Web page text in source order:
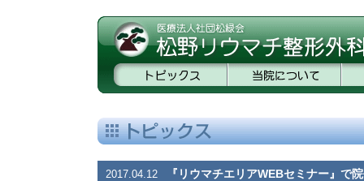
2017.04.12 『リウマチエリアWEBセミナー』で